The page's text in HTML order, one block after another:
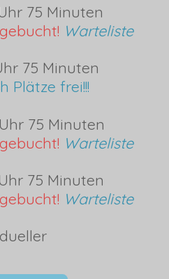
75 Minuten
Warteliste
75 Minuten
Plätze frei!!!
75 Minuten
Warteliste
75 Minuten
Warteliste